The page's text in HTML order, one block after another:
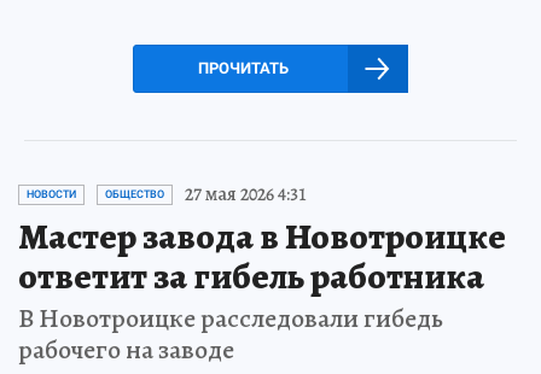
ПРОЧИТАТЬ
НОВОСТИ ОБЩЕСТВО 27 мая 2026 4:31
Мастер завода в Новотроицке
ответит за гибель работника
В Новотроицке расследовали гибедь
рабочего на заводе